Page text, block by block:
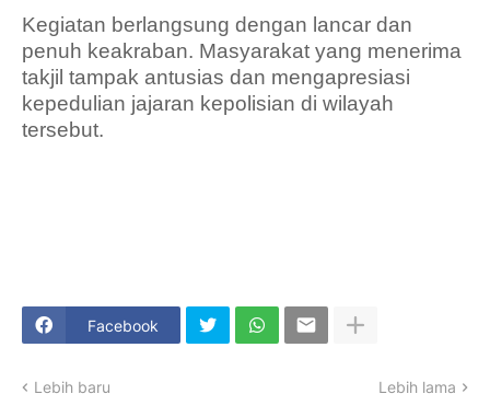
Kegiatan berlangsung dengan lancar dan
penuh keakraban. Masyarakat yang menerima
takjil tampak antusias dan mengapresiasi
kepedulian jajaran kepolisian di wilayah
tersebut.
Facebook
Lebih baru Lebih lama